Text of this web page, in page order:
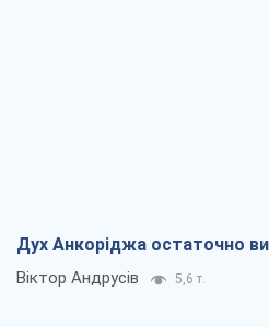
Дух Анкоріджа остаточно
Віктор Андрусів 5,6 т.